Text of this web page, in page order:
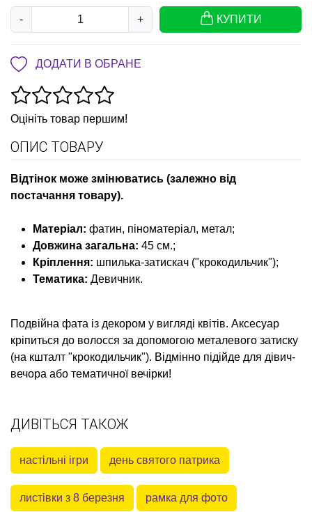
- + КУПИТИ
ДОДАТИ В ОБРАНЕ
Оцініть товар першим!
ОПИС ТОВАРУ
Відтінок може змінюватись (залежно від
постачання товару).
Матеріал: фатин, піноматеріал, метал;
Довжина загальна: 45 см.;
Кріплення: шпилька-затискач ("крокодильчик");
Тематика: Девичник.
Подвійна фата із декором у вигляді квітів. Аксесуар
кріпиться до волосся за допомогою металевого затиску
(на кшталт "крокодильчик"). Відмінно підійде для дівич-
вечора або тематичної вечірки!
ДИВІТЬСЯ ТАКОЖ
настільні ігри день святого патрика
листівки з 8 березня рамка для фото